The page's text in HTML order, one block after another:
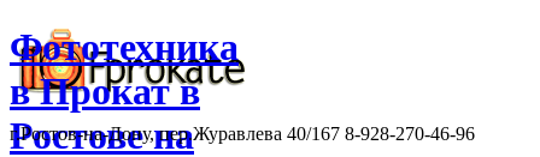
Фототехника
в Прокат в
Ростове на
г.Ростов-на-Дону, пер.Журавлева 40/167 8-928-270-46-96